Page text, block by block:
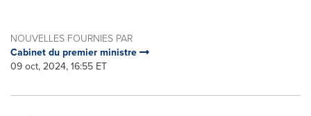
NOUVELLES FOURNIES PAR
Cabinet du premier ministre
09 oct, 2024, 16:55 ET